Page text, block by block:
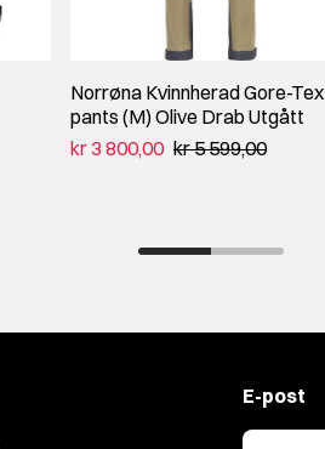
Norrøna Kvinnherad Gore-Tex
pants (M) Olive Drab Utgått
kr 3 800,00 kr 5 599,00
E-post